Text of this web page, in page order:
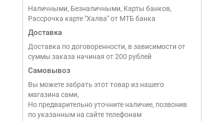
Наличными, Безналичными, Карты банков,
Рассрочка карте "Халва" от МТБ банка
Доставка
Доставка по договоренности, в зависимости от
суммы заказа начиная от 200 рублей
Самовывоз
Вы можете забрать этот товар из нашего
магазина сами,
Но предварительно уточните наличие, позвонив
по указанным на сайте телефонам